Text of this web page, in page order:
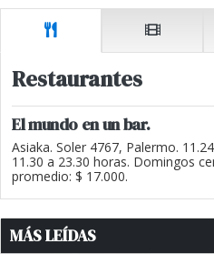
Restaurantes
El mundo en un bar.
Asiaka. Soler 4767, Palermo.
11.30 a 23.30 horas. Domingos
promedio: $ 17.000.
MÁS LEÍDAS